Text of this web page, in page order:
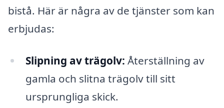
bistå. Här är några av de tjänster som kan
erbjudas:
Slipning av trägolv: Återställning av
gamla och slitna trägolv till sitt
ursprungliga skick.